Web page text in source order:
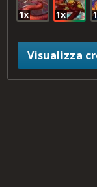
1x 1x
Visualizza